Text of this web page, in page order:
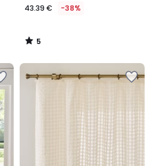
43.39 € -38%
5
/